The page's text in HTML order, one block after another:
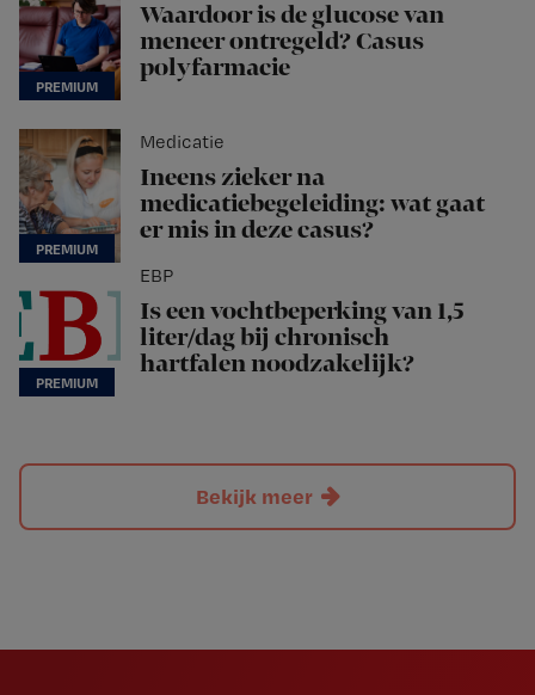
Waardoor is de glucose van
meneer ontregeld? Casus
polyfarmacie
Medicatie
Ineens zieker na
medicatiebegeleiding: wat gaat
er mis in deze casus?
EBP
Is een vochtbeperking van 1,5
liter/dag bij chronisch
hartfalen noodzakelijk?
Bekijk meer